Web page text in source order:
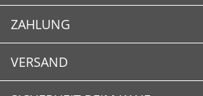
Newsletter abonnieren
Newsletter abbestellen
ZAHLUNG
VERSAND